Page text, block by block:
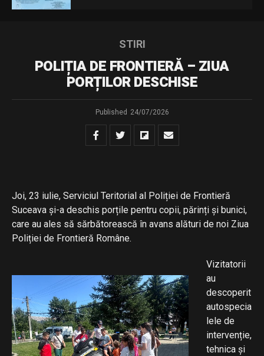
STIRI
POLIȚIA DE FRONTIERĂ – ZIUA
PORȚILOR DESCHISE
Published 24/07/2026
Joi, 23 iulie, Serviciul Teritorial al Poliției de Frontieră
Suceava și-a deschis porțile pentru copii, părinți și bunici,
care au ales să sărbătorească în avans alături de noi Ziua
Poliției de Frontieră Române.
Vizitatorii
au
descoperit
autospecia
lele de
intervenție,
tehnica și